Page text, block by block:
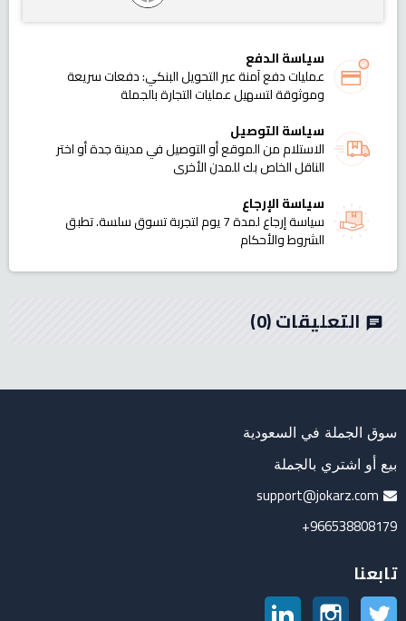
سياسة الدفع
عمليات دفع آمنة عبر التحويل البنكي: دفعات سريعة
وموثوقة لتسهيل عمليات التجارة بالجملة
سياسة التوصيل
الاستلام من الموقع أو التوصيل في مدينة جدة أو اختر
الناقل الخاص بك للمدن الأخرى
سياسة الإرجاع
سياسة إرجاع لمدة 7 يوم لتجربة تسوق سلسة. تطبق
الشروط والأحكام
chat التعليقات(0)
سوق الجملة في السعودية
بيع أو اشتري بالجملة
support@jokarz.com
966538808179+
تابعنا
تويتر انستغرام